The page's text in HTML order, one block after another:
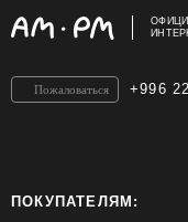
+996
Пожаловаться
ПОКУПАТЕЛЯМ: